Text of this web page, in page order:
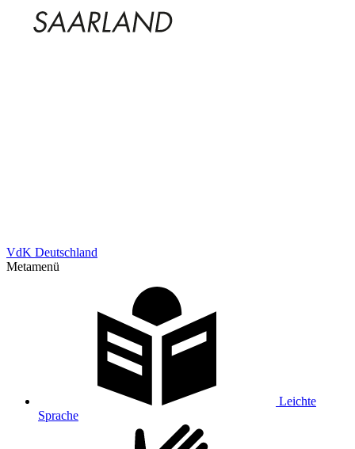
VdK Deutschland
Metamenü
Leichte
Sprache